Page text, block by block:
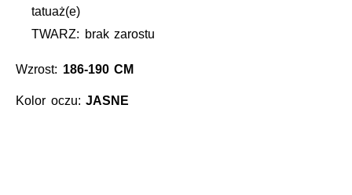
tatuaż(e)
TWARZ: brak zarostu
Wzrost: 186-190 CM
Kolor oczu:JASNE